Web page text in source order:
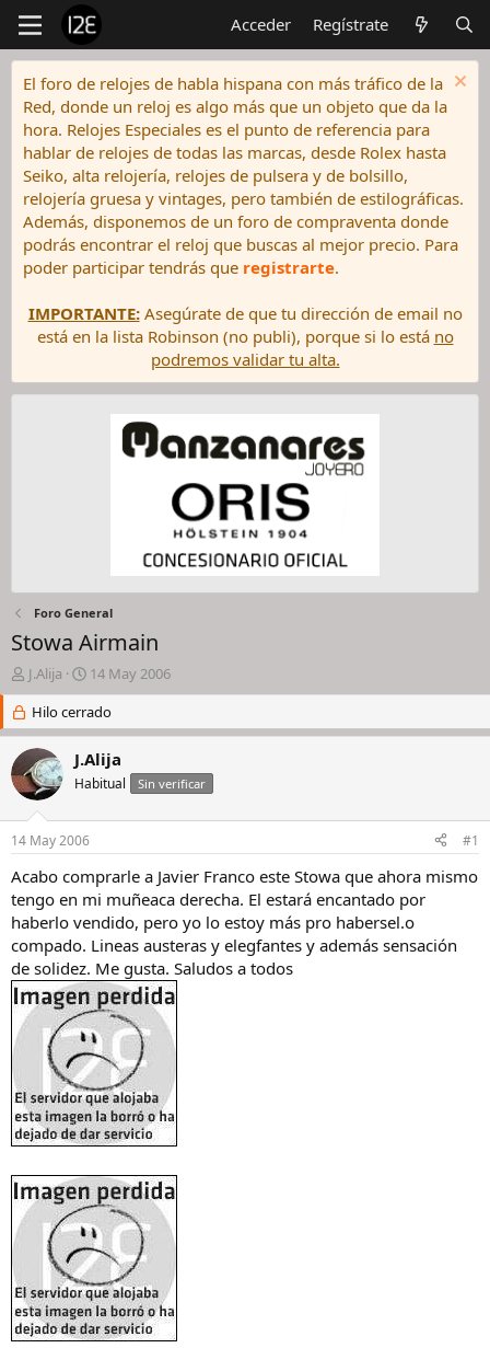
Acceder Regístrate
El foro de relojes de habla hispana con más tráfico de la
Red, donde un reloj es algo más que un objeto que da la
hora. Relojes Especiales es el punto de referencia para
hablar de relojes de todas las marcas, desde Rolex hasta
Seiko, alta relojería, relojes de pulsera y de bolsillo,
relojería gruesa y vintages, pero también de estilográficas.
Además, disponemos de un foro de compraventa donde
podrás encontrar el reloj que buscas al mejor precio. Para
poder participar tendrás que registrarte.
IMPORTANTE:Asegúrate de que tu dirección de email no
está en la lista Robinson (no publi), porque si lo está no
podremos validar tu alta.
Foro General
Stowa Airmain
I
n
c
i
a
d
o
d
e
l
h
i
l
o
J.Alija
F
e
c
h
a
d
e
i
c
o
14 May 2006
Hilo cerrado
J.Alija
Habitual Sin verificar
14 May 2006 #1
Acabo comprarle a Javier Franco este Stowa que ahora mismo
tengo en mi muñeaca derecha. El estará encantado por
haberlo vendido, pero yo lo estoy más pro habersel.o
compado. Lineas austeras y elegfantes y además sensación
de solidez. Me gusta. Saludos a todos